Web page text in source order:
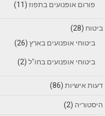
פורום אופנועים בתפוז (11)
ביטוח (28)
ביטוחי אופנועים בארץ (26)
ביטוחי אופנועים בחו"ל (2)
דעות אישיות (86)
היסטוריה (2)